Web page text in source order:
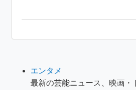
エンタメ
最新の芸能ニュース、映画・